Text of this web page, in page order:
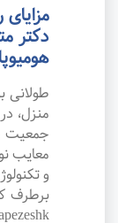
دکتر
طولانی
منزل،
جمعیت
معایب
و
برطرف